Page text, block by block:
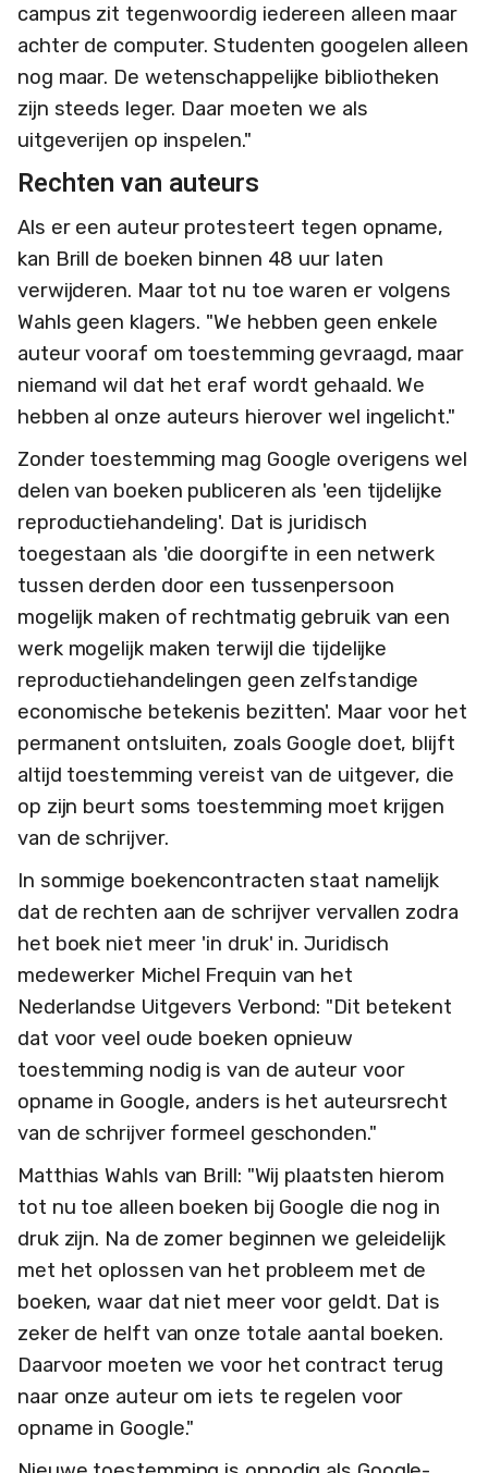
campus zit tegenwoordig iedereen alleen maar
achter de computer. Studenten googelen alleen
nog maar. De wetenschappelijke bibliotheken
zijn steeds leger. Daar moeten we als
uitgeverijen op inspelen."
Rechten van auteurs
Als er een auteur protesteert tegen opname,
kan Brill de boeken binnen 48 uur laten
verwijderen. Maar tot nu toe waren er volgens
Wahls geen klagers. "We hebben geen enkele
auteur vooraf om toestemming gevraagd, maar
niemand wil dat het eraf wordt gehaald. We
hebben al onze auteurs hierover wel ingelicht."
Zonder toestemming mag Google overigens wel
delen van boeken publiceren als 'een tijdelijke
reproductiehandeling'. Dat is juridisch
toegestaan als 'die doorgifte in een netwerk
tussen derden door een tussenpersoon
mogelijk maken of rechtmatig gebruik van een
werk mogelijk maken terwijl die tijdelijke
reproductiehandelingen geen zelfstandige
economische betekenis bezitten'. Maar voor het
permanent ontsluiten, zoals Google doet, blijft
altijd toestemming vereist van de uitgever, die
op zijn beurt soms toestemming moet krijgen
van de schrijver.
In sommige boekencontracten staat namelijk
dat de rechten aan de schrijver vervallen zodra
het boek niet meer 'in druk' in. Juridisch
medewerker Michel Frequin van het
Nederlandse Uitgevers Verbond: "Dit betekent
dat voor veel oude boeken opnieuw
toestemming nodig is van de auteur voor
opname in Google, anders is het auteursrecht
van de schrijver formeel geschonden."
Matthias Wahls van Brill: "Wij plaatsten hierom
tot nu toe alleen boeken bij Google die nog in
druk zijn. Na de zomer beginnen we geleidelijk
met het oplossen van het probleem met de
boeken, waar dat niet meer voor geldt. Dat is
zeker de helft van onze totale aantal boeken.
Daarvoor moeten we voor het contract terug
naar onze auteur om iets te regelen voor
opname in Google."